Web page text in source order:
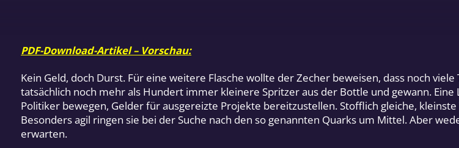
PDF-Download-Artikel – Vorschau:
Kein Geld, doch Durst. Für eine weitere Flasche wollte der Zecher beweisen, dass noch
tatsächlich noch mehr als Hundert immer kleinere Spritzer aus der Bottle und gewann.
Politiker bewegen, Gelder für ausgereizte Projekte bereitzustellen. Stofflich gleiche,
Besonders agil ringen sie bei der Suche nach den so genannten Quarks um Mittel. Aber
erwarten.